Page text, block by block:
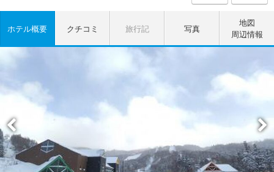
ホテル概要 クチコミ 旅行記 写真
地図
周辺情報